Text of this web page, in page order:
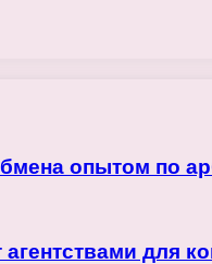
опытом по
для